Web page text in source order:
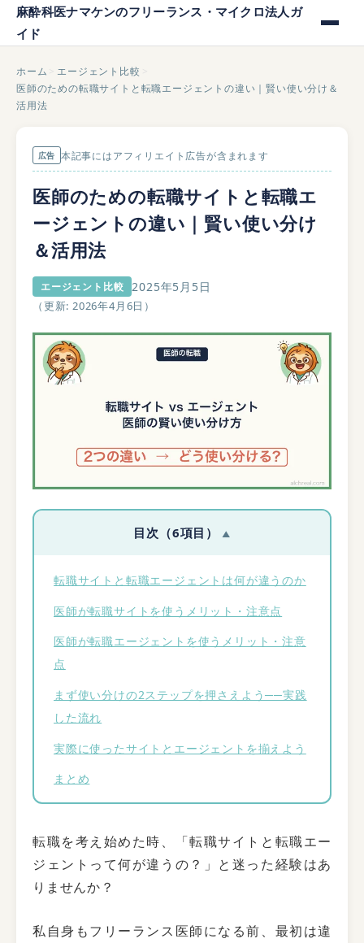
麻酔科医ナマケンのフリーランス・マイクロ法人ガ
イド
ホーム エージェント比較
医師のための転職サイトと転職エージェントの違い｜賢い使い分け＆
活用法
広告 本記事にはアフィリエイト広告が含まれます
医師のための転職サイトと転職エ
ージェントの違い｜賢い使い分け
＆活用法
エージェント比較 2025年5月5日
（更新: 2026年4月6日 ）
目次（6項目）
転職サイトと転職エージェントは何が違うのか
医師が転職サイトを使うメリット・注意点
医師が転職エージェントを使うメリット・注意
点
まず使い分けの2ステップを押さえよう──実践
した流れ
実際に使ったサイトとエージェントを揃えよう
まとめ
転職を考え始めた時、「転職サイトと転職エー
ジェントって何が違うの？」と迷った経験はあ
りませんか？
私自身もフリーランス医師になる前、最初は違